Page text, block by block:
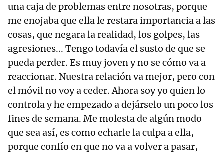
una caja de problemas entre nosotras, porque
me enojaba que ella le restara importancia a las
cosas, que negara la realidad, los golpes, las
agresiones... Tengo todavía el susto de que se
pueda perder. Es muy joven y no se cómo va a
reaccionar. Nuestra relación va mejor, pero con
el móvil no voy a ceder. Ahora soy yo quien lo
controla y he empezado a dejárselo un poco los
fines de semana. Me molesta de algún modo
que sea así, es como echarle la culpa a ella,
porque confío en que no va a volver a pasar,